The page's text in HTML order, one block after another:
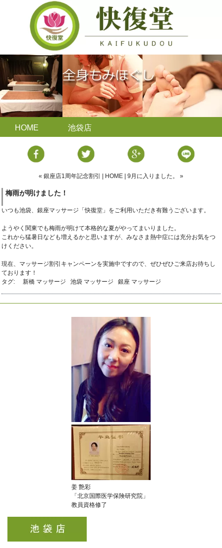
HOME 池袋店
« 銀座店1周年記念割引 HOME 9月に入りました。 »
梅雨が明けました！
いつも池袋、銀座マッサージ「快復堂」をご利用いただき有難うございます。
ようやく関東でも梅雨が明けて本格的な夏がやってまいりました。
これから猛暑日なども増えるかと思いますが、みなさま熱中症には充分お気をつ
けください。
現在、マッサージ割引キャンペーンを実施中ですので、ぜひぜひご来店お待ちし
ております！
タグ:
新橋 マッサージ 池袋 マッサージ 銀座 マッサージ
姜 艶彩
「 北京国際医学保険研究院 」
教員資格修了